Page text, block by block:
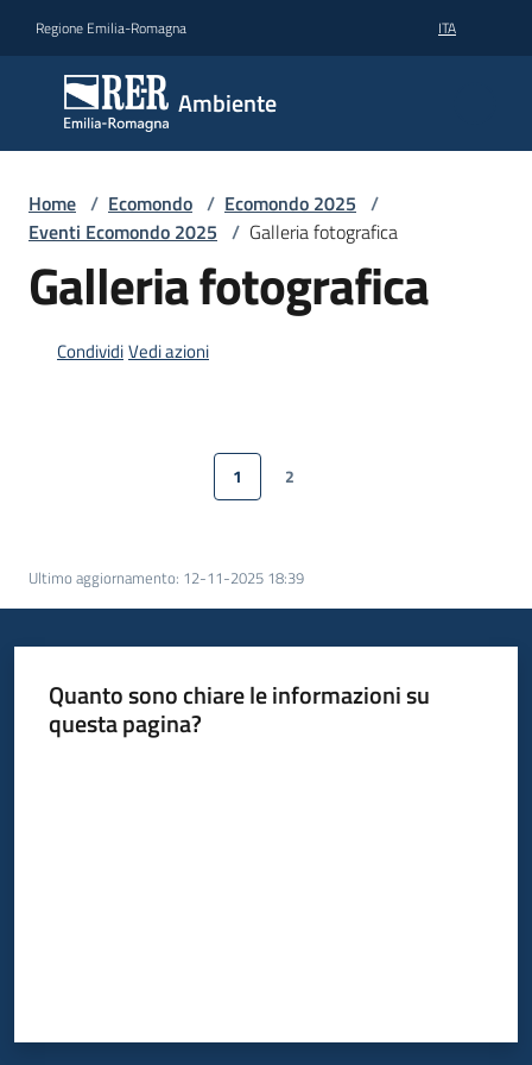
Regione Emilia-Romagna ITA
Ambiente
Ambiente
Novità
Programmi
Progetti
Seguici
Home / Ecomondo / Ecomondo 2025 /
Eventi Ecomondo 2025 / Galleria fotografica
Galleria fotografica
CondividiVedi azioni
Pagina precedente
Pagina
1 Pagina
2
Ultimo aggiornamento: 12-11-2025 18:39
Quanto sono chiare le informazioni su
questa pagina?